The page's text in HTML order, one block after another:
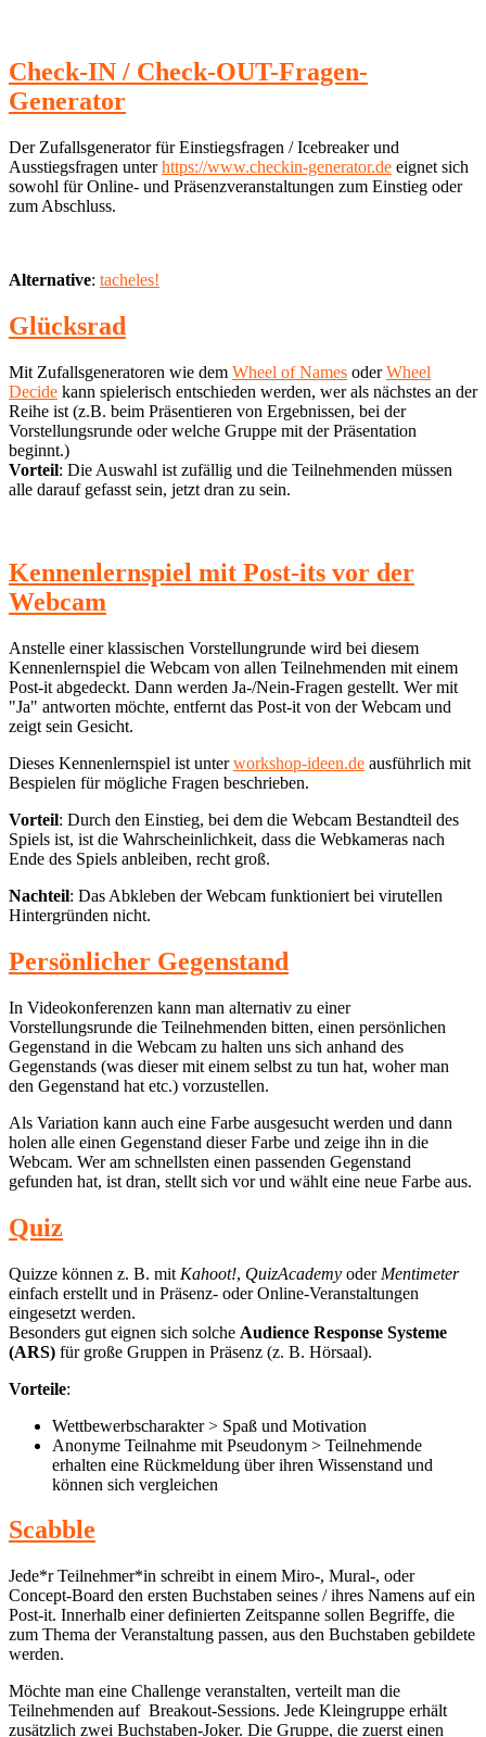
Check-IN / Check-OUT-Fragen-
Generator
Der Zufallsgenerator für Einstiegsfragen / Icebreaker und
Ausstiegsfragen unterhttps://www.checkin-generator.de eignet sich
sowohl für Online- und Präsenzveranstaltungen zum Einstieg oder
zum Abschluss.
Alternative: tacheles!
Glücksrad
Mit Zufallsgeneratoren wie dem Wheel of Names oderWheel
Decide kann spielerisch entschieden werden, wer als nächstes an der
Reihe ist (z.B. beim Präsentieren von Ergebnissen, bei der
Vorstellungsrunde oder welche Gruppe mit der Präsentation
beginnt.)
Vorteil: Die Auswahl ist zufällig und die Teilnehmenden müssen
alle darauf gefasst sein, jetzt dran zu sein.
Kennenlernspiel mit Post-its vor der
Webcam
Anstelle einer klassischen Vorstellungrunde wird bei diesem
Kennenlernspiel die Webcam von allen Teilnehmenden mit einem
Post-it abgedeckt. Dann werden Ja-/Nein-Fragen gestellt. Wer mit
"Ja" antworten möchte, entfernt das Post-it von der Webcam und
zeigt sein Gesicht.
Dieses Kennenlernspiel ist unterworkshop-ideen.de ausführlich mit
Bespielen für mögliche Fragen beschrieben.
Vorteil: Durch den Einstieg, bei dem die Webcam Bestandteil des
Spiels ist, ist die Wahrscheinlichkeit, dass die Webkameras nach
Ende des Spiels anbleiben, recht groß.
Nachteil: Das Abkleben der Webcam funktioniert bei virutellen
Hintergründen nicht.
Persönlicher Gegenstand
In Videokonferenzen kann man alternativ zu einer
Vorstellungsrunde die Teilnehmenden bitten, einen persönlichen
Gegenstand in die Webcam zu halten uns sich anhand des
Gegenstands (was dieser mit einem selbst zu tun hat, woher man
den Gegenstand hat etc.) vorzustellen.
Als Variation kann auch eine Farbe ausgesucht werden und dann
holen alle einen Gegenstand dieser Farbe und zeige ihn in die
Webcam. Wer am schnellsten einen passenden Gegenstand
gefunden hat, ist dran, stellt sich vor und wählt eine neue Farbe aus.
Quiz
Quizze können z. B. mit Kahoot!, QuizAcademy oder Mentimeter
einfach erstellt und in Präsenz- oder Online-Veranstaltungen
eingesetzt werden.
Besonders gut eignen sich solche Audience Response Systeme
(ARS) für große Gruppen in Präsenz (z. B. Hörsaal).
Vorteile:
Wettbewerbscharakter > Spaß und Motivation
Anonyme Teilnahme mit Pseudonym > Teilnehmende
erhalten eine Rückmeldung über ihren Wissenstand und
können sich vergleichen
Scabble
Jede*r Teilnehmer*in schreibt in einem Miro-, Mural-, oder
Concept-Board den ersten Buchstaben seines / ihres Namens auf ein
Post-it. Innerhalb einer definierten Zeitspanne sollen Begriffe, die
zum Thema der Veranstaltung passen, aus den Buchstaben gebildete
werden.
Möchte man eine Challenge veranstalten, verteilt man die
Teilnehmenden auf Breakout-Sessions. Jede Kleingruppe erhält
zusätzlich zwei Buchstaben-Joker. Die Gruppe, die zuerst einen